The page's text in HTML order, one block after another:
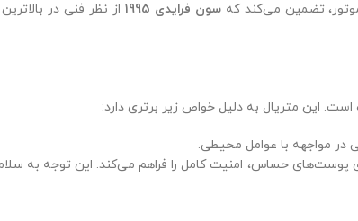
تضمین می‌کند کهسون فرایدی 1995 از نظر فنی در
این متریال به دلیل خواص زیر برتری دارد:
در مواجهه با عوامل محیطی.
پوست‌های حساس، امنیت کامل را فراهم می‌کند. این توجه به